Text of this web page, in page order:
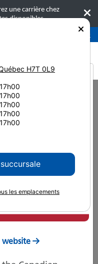
une carrière chez
disponibles
450-781-9600
chenillesare
H7T 0L9
les emplacements